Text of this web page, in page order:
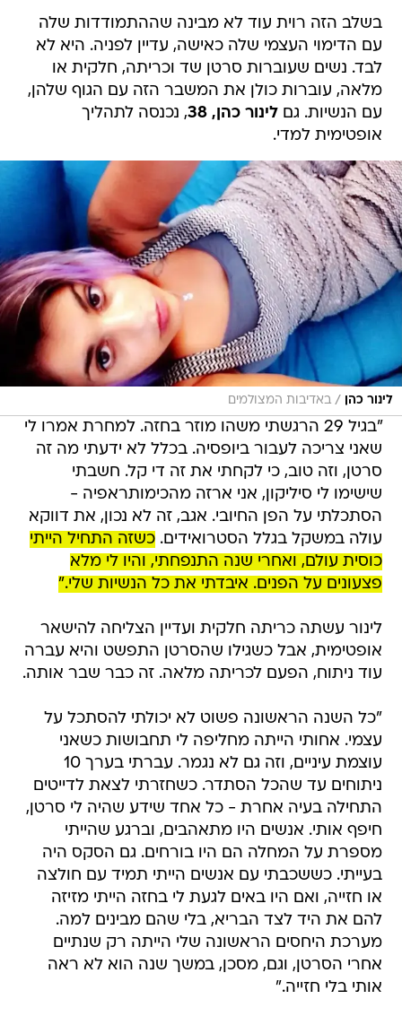
בשלב הזה רוית עוד לא מבינה שההתמודדות שלה
עם הדימוי העצמי שלה כאישה, עדיין לפניה. היא לא
לבד. נשים שעוברות סרטן שד וכריתה, חלקית או
מלאה, עוברות כולן את המשבר הזה עם הגוף שלהן,
עם הנשיות. גםלינור כהן, 38
, נכנסה לתהליך
אופטימית למדי.
לינור כהן / באדיבות המצולמים
"בגיל 29 הרגשתי משהו מוזר בחזה. למחרת אמרו לי
שאני צריכה לעבור ביופסיה. בכלל לא ידעתי מה זה
סרטן, וזה טוב, כי לקחתי את זה די קל. חשבתי
שישימו לי סיליקון, אני ארזה מהכימותראפיה -
הסתכלתי על הפן החיובי. אגב, זה לא נכון, את דווקא
עולה במשקל בגלל הסטרואידים.כשזה התחיל הייתי
כוסית עולם, ואחרי שנה התנפחתי, והיו לי מלא
פצעונים על הפנים. איבדתי את כל הנשיות שלי."
לינור עשתה כריתה חלקית ועדיין הצליחה להישאר
אופטימית, אבל כשגילו שהסרטן התפשט והיא עברה
עוד ניתוח, הפעם לכריתה מלאה. זה כבר שבר אותה.
"כל השנה הראשונה פשוט לא יכולתי להסתכל על
עצמי. אחותי הייתה מחליפה לי תחבושות כשאני
עוצמת עיניים, וזה גם לא נגמר. עברתי בערך 10
ניתוחים עד שהכל הסתדר. כשחזרתי לצאת לדייטים
התחילה בעיה אחרת - כל אחד שידע שהיה לי סרטן,
חיפף אותי. אנשים היו מתאהבים, וברגע שהייתי
מספרת על המחלה הם היו בורחים. גם הסקס היה
בעייתי. כששכבתי עם אנשים הייתי תמיד עם חולצה
או חזייה, ואם היו באים לגעת לי בחזה הייתי מזיזה
להם את היד לצד הבריא, בלי שהם מבינים למה.
מערכת היחסים הראשונה שלי הייתה רק שנתיים
אחרי הסרטן, וגם, מסכן, במשך שנה הוא לא ראה
אותי בלי חזייה."